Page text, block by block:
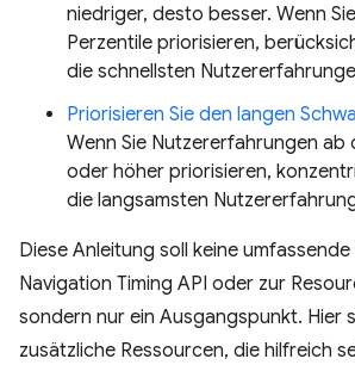
niedriger, desto besser. Wenn
Perzentile priorisieren,
die schnellsten
Priorisieren Sie den langen
Wenn Sie Nutzererfahrungen ab
oder höher priorisieren,
die langsamsten
Diese Anleitung soll keine
Navigation Timing API oder zur
sondern nur ein Ausgangspunkt. Hier
zusätzliche Ressourcen, die hilfreich